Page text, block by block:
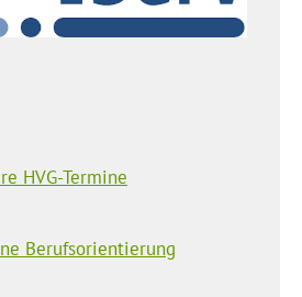
HVG-Termine
Berufsorientierung